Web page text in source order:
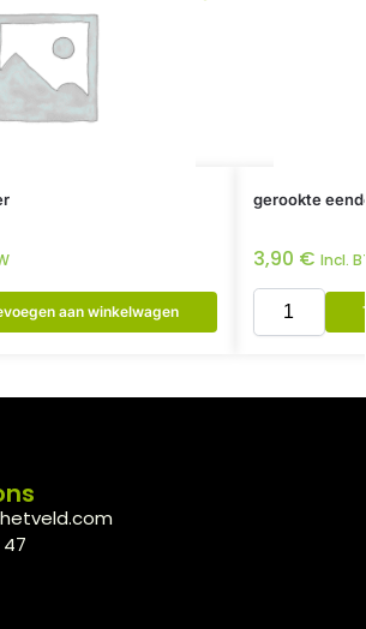
aan winkelwagen
gerookte
3,90 € Incl.